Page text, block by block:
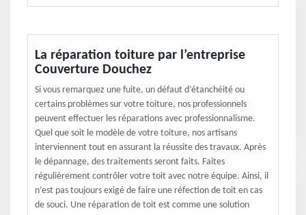
La réparation toiture par l’entreprise
Couverture Douchez
Si vous remarquez une fuite, un défaut d’étanchéité ou
certains problèmes sur votre toiture, nos professionnels
peuvent effectuer les réparations avec professionnalisme.
Quel que soit le modèle de votre toiture, nos artisans
interviennent tout en assurant la réussite des travaux. Après
le dépannage, des traitements seront faits. Faites
régulièrement contrôler votre toit avec notre équipe. Ainsi, il
n’est pas toujours exigé de faire une réfection de toit en cas
de souci. Une réparation de toit est comme une solution